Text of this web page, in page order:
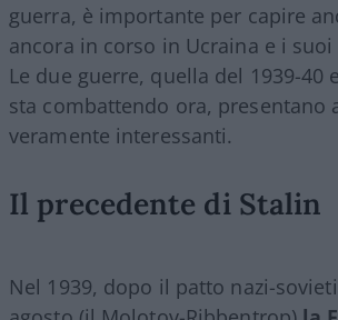
guerra, è importante per capire
ancora in corso in Ucraina e i
Le due guerre, quella del 1939-40
sta combattendo ora, presentano
veramente interessanti.
Il precedente di Stalin
Nel 1939, dopo il patto nazi-